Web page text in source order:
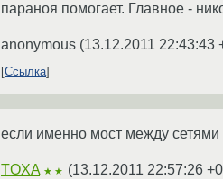
параноя помогает. Главное -
anonymous (13.12.2011 22:43:43
Ссылка
если именно мост между
TOXA ★★ (13.12.2011 22:57:26